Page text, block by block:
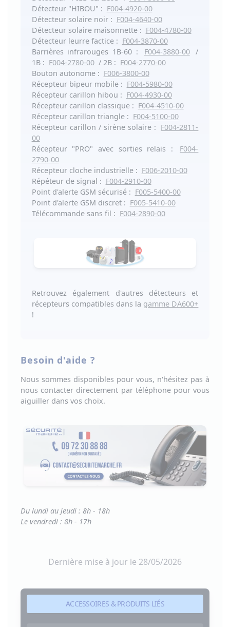
ACCESSOIRES & PRODUITS LIÉS
Détecteur "HIBOU" : F004-4920-00
Détecteur solaire noir: F004-4640-00
Détecteur solaire maisonnette: F004-4780-00
Détecteur leurre factice: F004-3870-00
Barrières infrarouges 1B-60 : F004-3880-00 /
1B: F004-2780-00 / 2B: F004-2770-00
Bouton autonome: F006-3800-00
Récepteur bipeur mobile: F004-5980-00
Récepteur carillon hibou : F004-4930-00
Récepteur carillon classique: F004-4510-00
Récepteur carillon triangle: F004-5100-00
Récepteur carillon / sirène solaire : F004-2811-
00
Récepteur "PRO" avec sorties relais :
F004-
2790-00
Récepteur cloche industrielle: F006-2010-00
Répéteur de signal : F004-2910-00
Point d'alerte GSM sécurisé: F005-5400-00
Point d'alerte GSM discret: F005-5410-00
Télécommande sans fil : F004-2890-00
Retrouvez également d'autres détecteurs et
récepteurs compatibles dans la gamme DA600+
!
Besoin d'aide ?
Nous sommes disponibles pour vous, n'hésitez pas à
nous contacter directement par téléphonepour vous
aiguiller dans vos choix.
Du lundi au jeudi : 8h - 18h
Le vendredi : 8h - 17h
Dernière mise à jour le 28/05/2026